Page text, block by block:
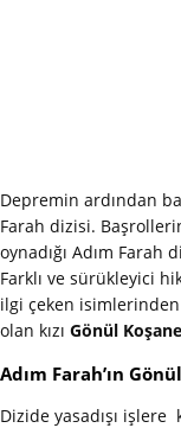
Depremin ardından
Farah dizisi.
oynadığı Adım
Farklı ve sürükleyici
ilgi çeken isimlerinden
olan kızı Gönül
Adım Farah’ın
Dizide yasadışı işlere